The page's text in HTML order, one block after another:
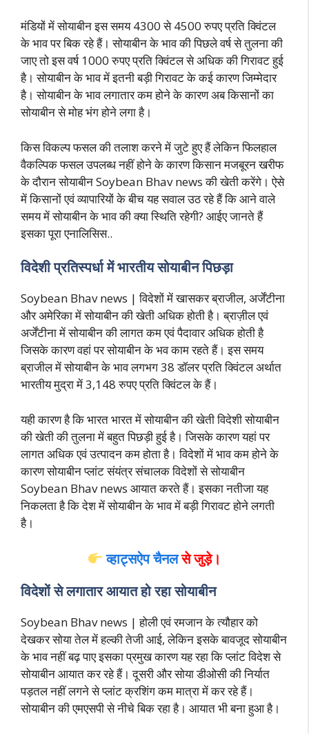
मंडियों में सोयाबीन इस समय 4300 से 4500 रुपए प्रति क्विंटल
के भाव पर बिक रहे हैं। सोयाबीन के भाव की पिछले वर्ष से तुलना की
जाए तो इस वर्ष 1000 रुपए प्रति क्विंटल से अधिक की गिरावट हुई
है। सोयाबीन के भाव में इतनी बड़ी गिरावट के कई कारण जिम्मेदार
है।सोयाबीन के भाव लगातार कम होने के कारण अब किसानों का
सोयाबीन से मोह भंग होने लगा है।
किस विकल्प फसल की तलाश करने में जुटे हुए हैं लेकिन फिलहाल
वैकल्पिक फसल उपलब्ध नहीं होने के कारण किसान मजबूरन खरीफ
के दौरान सोयाबीन Soybean Bhav news की खेती करेंगे। ऐसे
में किसानों एवं व्यापारियों के बीच यह सवाल उठ रहे हैं कि आने वाले
समय में सोयाबीन के भाव की क्या स्थिति रहेगी? आईए जानते हैं
इसका पूरा एनालिसिस..
विदेशी प्रतिस्पर्धा में भारतीय सोयाबीन पिछड़ा
Soybean Bhav news | विदेशों में खासकर ब्राजील, अर्जेंटीना
और अमेरिका में सोयाबीन की खेती अधिक होती है। ब्राज़ील एवं
अर्जेंटीना में सोयाबीन की लागत कम एवं पैदावार अधिक होती है
जिसके कारण वहां पर सोयाबीन के भव काम रहते हैं। इस समय
ब्राजील में सोयाबीन के भाव लगभग 38 डॉलर प्रति क्विंटल अर्थात
भारतीय मुद्रा में 3,148 रुपए प्रति क्विंटल के हैं।
यही कारण है कि भारत भारत में सोयाबीन की खेती विदेशी सोयाबीन
की खेती की तुलना में बहुत पिछड़ी हुई है। जिसके कारण यहां पर
लागत अधिक एवं उत्पादन कम होता है। विदेशों में भाव कम होने के
कारण सोयाबीन प्लांट संयंत्र संचालक विदेशों से सोयाबीन
Soybean Bhav news आयात करते हैं। इसका नतीजा यह
निकलता है कि देश में सोयाबीन के भाव में बड़ी गिरावट होने लगती
है।
व्हाट्सऐप चैनलसे जुड़े।
विदेशों से लगातार आयात हो रहा सोयाबीन
Soybean Bhav news | होली एवं रमजान के त्यौहार को
देखकर सोया तेल में हल्की तेजी आई, लेकिन इसके बावजूद सोयाबीन
के भाव नहीं बढ़ पाए इसका प्रमुख कारण यह रहा कि प्लांट विदेश से
सोयाबीन आयात कर रहे हैं। दूसरी और सोया डीओसी की निर्यात
पड़तल नहीं लगने से प्लांट क्रशिंग कम मात्रा में कर रहे हैं।
सोयाबीन की एमएसपी से नीचे बिक रहा है। आयात भी बना हुआ है।